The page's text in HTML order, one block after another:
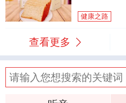
健康之路
查看更多